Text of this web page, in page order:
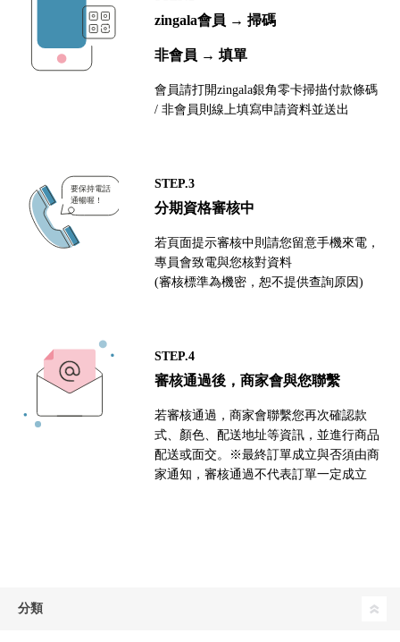
zingala會員 → 掃碼
非會員 → 填單
會員請打開zingala銀角零卡掃描付款條碼
/ 非會員則線上填寫申請資料並送出
STEP.3
分期資格審核中
若頁面提示審核中則請您留意手機來電，
專員會致電與您核對資料
(審核標準為機密，恕不提供查詢原因)
STEP.4
審核通過後，商家會與您聯繫
若審核通過，商家會聯繫您再次確認款
式、顏色、配送地址等資訊，並進行商品
配送或面交。※最終訂單成立與否須由商
家通知，審核通過不代表訂單一定成立
分類